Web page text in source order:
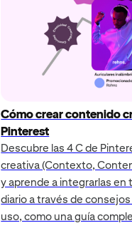
Cómo crear contenido
Pinterest
Descubre las 4 C de
creativa (Contexto,
y aprende a integrarlas
diario a través de
uso, como una guía